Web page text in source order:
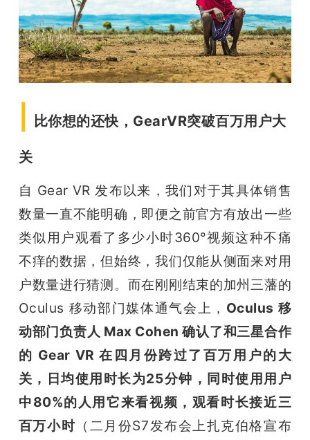
动
中
心
题
爱
搞
比你想的还快，GearVR突破百万用户大
关
自 Gear VR 发布以来，我们对于其具体销售
数量一直不能明确，即便之前官方有放出一些
类似用户观看了多少小时360°视频这种不痛
不痒的数据，但始终，我们仅能从侧面来对用
户数量进行猜测。而在刚刚结束的加州三藩的
Oculus 移动部门媒体通气会上， Oculus 移
动部门负责人 Max Cohen 确认了和三星合作
的 Gear VR 在四月份跨过了百万用户的大
关，日均使用时长为25分钟，同时使用用户
中80%的人用它来看视频，观看时长接近三
百万小时 （二月份S7发布会上扎克伯格宣布